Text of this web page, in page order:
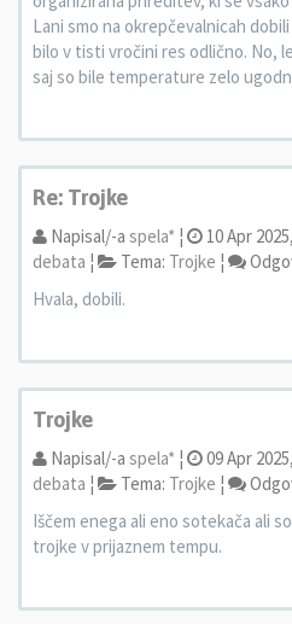
Lani smo na okrepčevalnicah
bilo v tisti vročini res odlično. No,
saj so bile temperature zelo
Re: Trojke
Napisal/-a spela* ¦ 10 Apr
debata ¦ Tema: Trojke ¦
Hvala, dobili.
Trojke
Napisal/-a spela* ¦ 09 Apr
debata ¦ Tema: Trojke ¦
Iščem enega ali eno sotekača ali
trojke v prijaznem tempu.